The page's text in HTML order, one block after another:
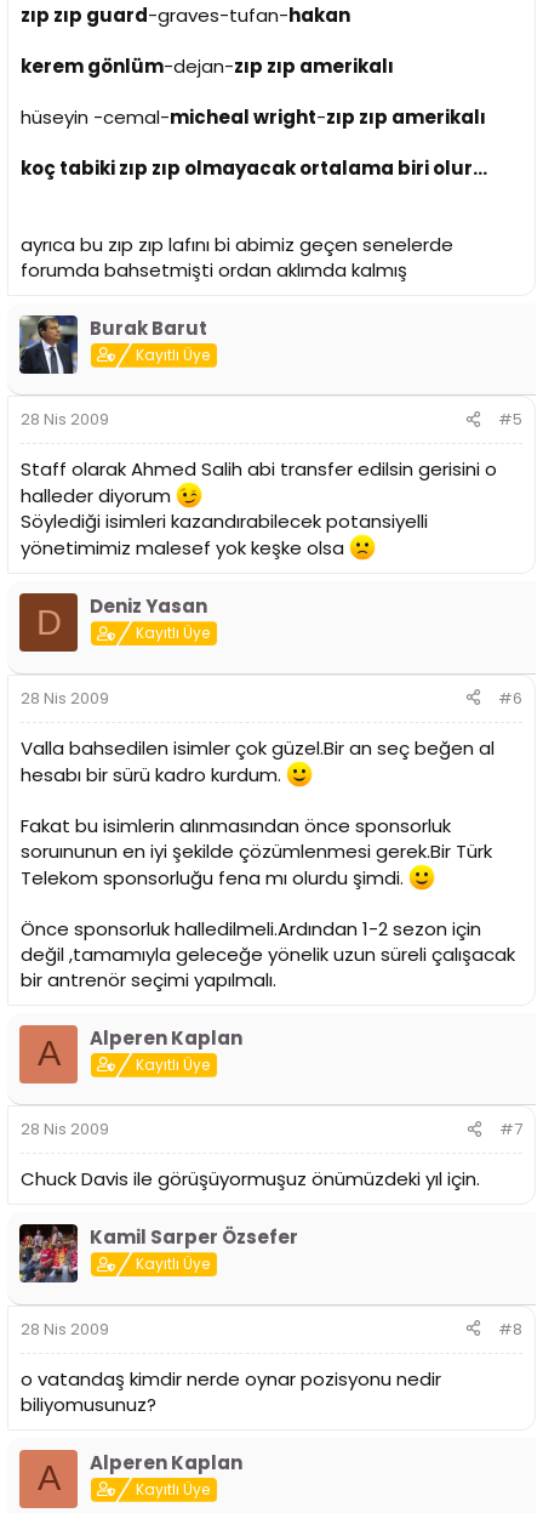
zıp zıp guard-graves-tufan-hakan
kerem gönlüm-dejan-zıp zıp amerikalı
hüseyin -cemal-micheal wright-zıp zıp amerikalı
koç tabiki zıp zıp olmayacak ortalama biri olur...
ayrıca bu zıp zıp lafını bi abimiz geçen senelerde
forumda bahsetmişti ordan aklımda kalmış
Burak Barut
Kayıtlı Üye
28 Nis 2009 #5
Staff olarak Ahmed Salih abi transfer edilsin gerisini o
halleder diyorum
Söylediği isimleri kazandırabilecek potansiyelli
yönetimimiz malesef yok keşke olsa
D Deniz Yasan
Kayıtlı Üye
28 Nis 2009 #6
Valla bahsedilen isimler çok güzel.Bir an seç beğen al
hesabı bir sürü kadro kurdum.
Fakat bu isimlerin alınmasından önce sponsorluk
soruınunun en iyi şekilde çözümlenmesi gerek.Bir Türk
Telekom sponsorluğu fena mı olurdu şimdi.
Önce sponsorluk halledilmeli.Ardından 1-2 sezon için
değil ,tamamıyla geleceğe yönelik uzun süreli çalışacak
bir antrenör seçimi yapılmalı.
A Alperen Kaplan
Kayıtlı Üye
28 Nis 2009 #7
Chuck Davis ile görüşüyormuşuz önümüzdeki yıl için.
Kamil Sarper Özsefer
Kayıtlı Üye
28 Nis 2009 #8
o vatandaş kimdir nerde oynar pozisyonu nedir
biliyomusunuz?
A Alperen Kaplan
Kayıtlı Üye